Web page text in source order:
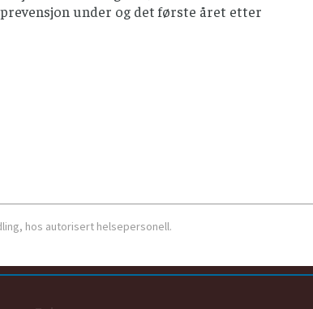
under og det første året etter
hos autorisert helsepersonell.